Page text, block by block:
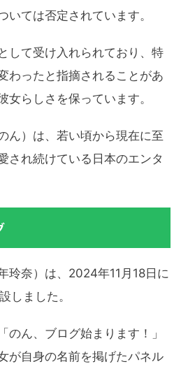
いては否定されています。
して受け入れられており、特
わったと指摘されることがあ
女らしさを保っています。
ん）は、若い頃から現在に至
され続けている日本のエンタ
玲奈）は、2024年11月18日に
しました。
のん、ブログ始まります！」
が自身の名前を掲げたパネル